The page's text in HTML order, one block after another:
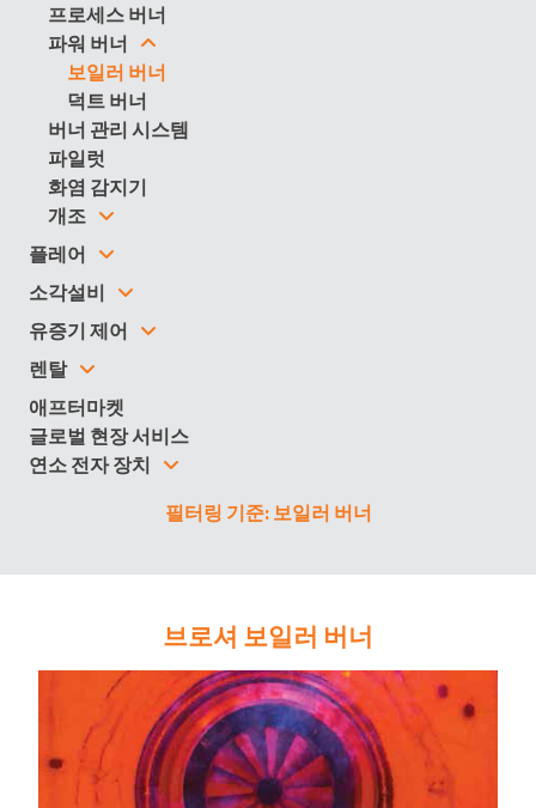
프로세스 버너
파워 버너
보일러 버너
덕트 버너
버너 관리 시스템
파일럿
화염 감지기
개조
플레어
소각설비
유증기 제어
렌탈
애프터마켓
글로벌 현장 서비스
연소 전자 장치
필터링 기준: 보일러 버너
브로셔 보일러 버너